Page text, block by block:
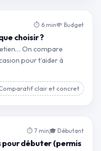
⏱ 6 min💸 Budget
choisir ?
On compare
pour t’aider à
clair et concret
⏱ 7 min🎓 Débutant
débuter (permis